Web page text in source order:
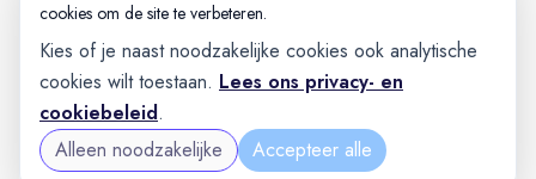
cookies om de site te verbeteren.
Kies of je naast noodzakelijke cookies ook analytische
cookies wilt toestaan. Lees ons privacy- en
cookiebeleid.
Alleen noodzakelijke
Accepteer alle